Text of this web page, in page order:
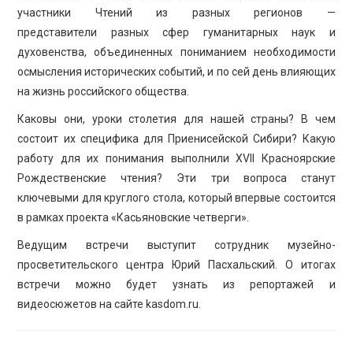
участники Чтений из разных регионов —
представители разных сфер гуманитарных наук и
духовенства, объединенных пониманием необходимости
осмысления исторических событий, и по сей день влияющих
на жизнь российского общества.
Каковы они, уроки столетия для нашей страны? В чем
состоит их специфика для Приенисейской Сибири? Какую
работу для их понимания выполнили XVII Красноярские
Рождественские чтения? Эти три вопроса станут
ключевыми для круглого стола, который впервые состоится
в рамках проекта «Касьяновские четверги».
Ведущим встречи выступит сотрудник музейно-
просветительского центра Юрий Пасхальский. О итогах
встречи можно будет узнать из репортажей и
видеосюжетов на сайте kasdom.ru.